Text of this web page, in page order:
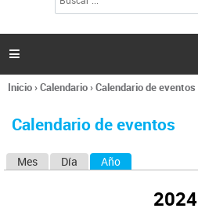
l
s

Se
usted
Inicio›Calendario›Calendario de eventos
Calendario de eventos
Mes Día Año
2024